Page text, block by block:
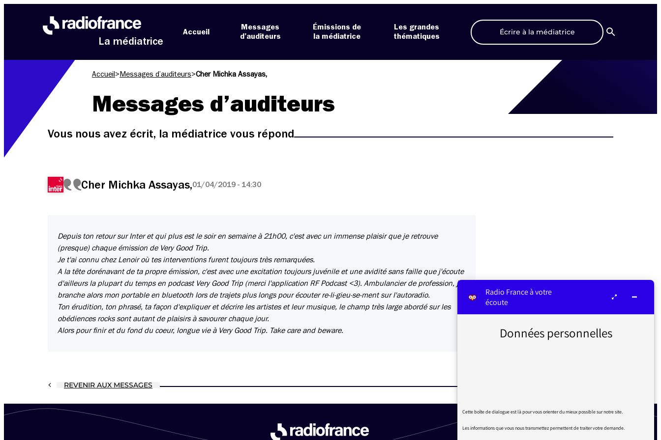
La médiatrice
Accueil
Messages
d’auditeurs
Émissions de
la médiatrice
Les grandes
thématiques
Écrire à la médiatrice
Recherche
Accueil > Messages d’auditeurs>Cher Michka Assayas,
Messages d’auditeurs
Vous nous avez écrit, la médiatrice vous répond
Cher Michka Assayas,01/04/2019 - 14:30
Depuis ton retour sur Inter et qui plus est le soir en semaine à 21h00, c'est avec un immense plaisir que je retrouve
(presque) chaque émission de Very Good Trip.
Je t'ai connu chez Lenoir où tes interventions furent toujours très remarquées.
A la tête dorénavant de ta propre émission, c'est avec une excitation toujours juvénile et une avidité sans faille que j'écoute
d'ailleurs la plupart du temps en podcast Very Good Trip (merci l'application RF Podcast <3). Ambulancier de profession, je
branche alors mon portable en bluetooth lors de trajets plus longs pour écouter re-li-gieu-se-ment sur l'autoradio.
Ton érudition, ton phrasé, ta façon d'expliquer et décrire les artistes et leur musique, le champ très large abordé sur les
obédiences rocks sont autant de plaisirs à savourer chaque jour.
Alors pour finir et du fond du coeur, longue vie à Very Good Trip. Take care and beware.
REVENIR AUX MESSAGES
Radio France à votre
écoute
Données personnelles
Cette boîte de dialogue est là pour vous orienter du mieux possible sur notre site.
Les informations que vous nous transmettez permettent de traiter votre demande.